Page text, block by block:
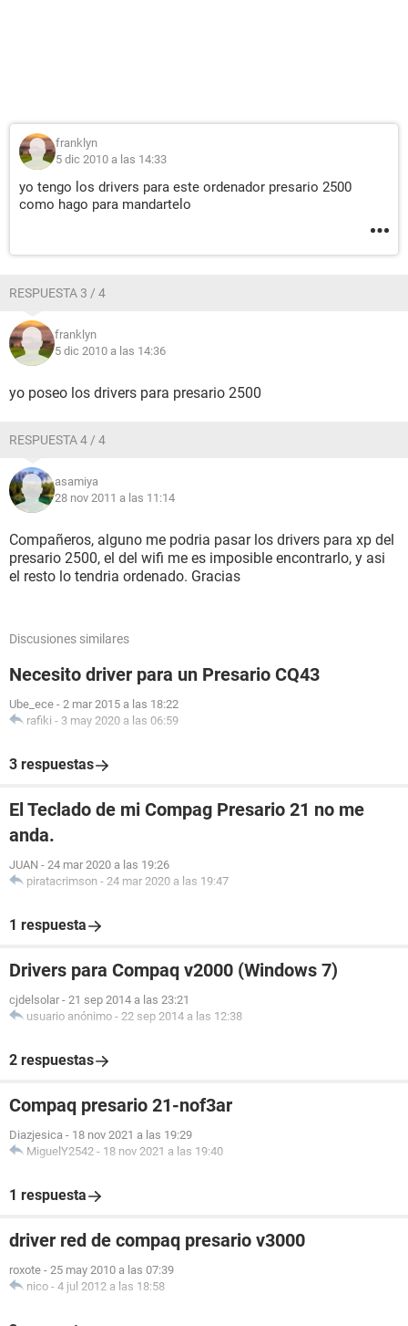
franklyn
5 dic 2010 a las 14:33
yo tengo los drivers para este ordenador presario 2500
como hago para mandartelo
RESPUESTA 3 / 4
franklyn
5 dic 2010 a las 14:36
yo poseo los drivers para presario 2500
RESPUESTA 4 / 4
asamiya
28 nov 2011 a las 11:14
Compañeros, alguno me podria pasar los drivers para xp del
presario 2500, el del wifi me es imposible encontrarlo, y asi
el resto lo tendria ordenado. Gracias
Discusiones similares
Necesito driver para un Presario CQ43
Ube_ece - 2 mar 2015 a las 18:22
rafiki - 3 may 2020 a las 06:59
3 respuestas
El Teclado de mi Compag Presario 21 no me
anda.
JUAN - 24 mar 2020 a las 19:26
piratacrimson - 24 mar 2020 a las 19:47
1 respuesta
Drivers para Compaq v2000 (Windows 7)
cjdelsolar - 21 sep 2014 a las 23:21
usuario anónimo - 22 sep 2014 a las 12:38
2 respuestas
Compaq presario 21-nof3ar
Diazjesica - 18 nov 2021 a las 19:29
MiguelY2542 - 18 nov 2021 a las 19:40
1 respuesta
driver red de compaq presario v3000
roxote - 25 may 2010 a las 07:39
nico - 4 jul 2012 a las 18:58